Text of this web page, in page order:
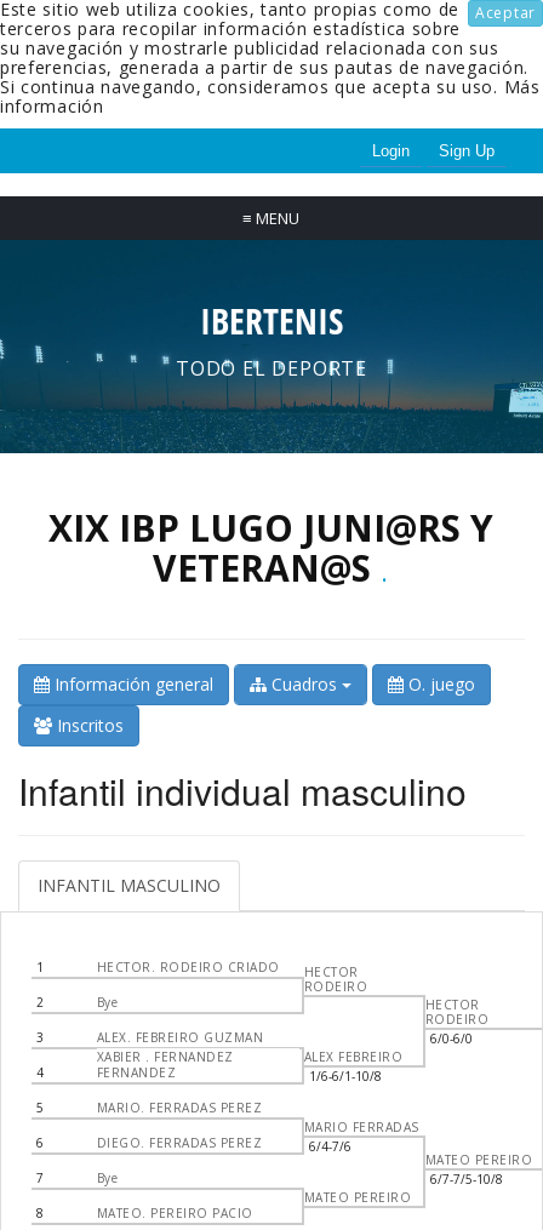
Aceptar
Este sitio web utiliza cookies, tanto propias como de
terceros para recopilar información estadística sobre
su navegación y mostrarle publicidad relacionada con sus
preferencias, generada a partir de sus pautas de navegación.
Si continua navegando, consideramos que acepta su uso. Más
información
Login Sign Up
≡ MENU
IBERTENIS
TODO EL DEPORTE
XIX IBP LUGO JUNI@RS Y
VETERAN@S .
Información general Cuadros
O. juego
Inscritos
Infantil individual masculino
INFANTIL MASCULINO
1 HECTOR. RODEIRO CRIADO
2 Bye
3 ALEX. FEBREIRO GUZMAN
4
XABIER . FERNANDEZ
FERNANDEZ
5 MARIO. FERRADAS PEREZ
6 DIEGO. FERRADAS PEREZ
7 Bye
8 MATEO. PEREIRO PACIO
HECTOR
RODEIRO
ALEX FEBREIRO
1/6-6/1-10/8
MARIO FERRADAS
6/4-7/6
MATEO PEREIRO
HECTOR
RODEIRO
6/0-6/0
MATEO PEREIRO
6/7-7/5-10/8